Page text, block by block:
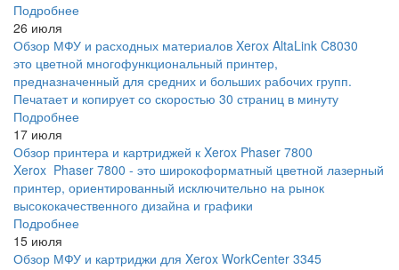
Подробнее
26 июля
Обзор МФУ и расходных материалов Xerox AltaLink C8030
это цветной многофункциональный принтер,
предназначенный для средних и больших рабочих групп.
Печатает и копирует со скоростью 30 страниц в минуту
Подробнее
17 июля
Обзор принтера и картриджей к Xerox Phaser 7800
Xerox Phaser 7800 - это широкоформатный цветной лазерный
принтер, ориентированный исключительно на рынок
высококачественного дизайна и графики
Подробнее
15 июля
Обзор МФУ и картриджи для Xerox WorkCenter 3345